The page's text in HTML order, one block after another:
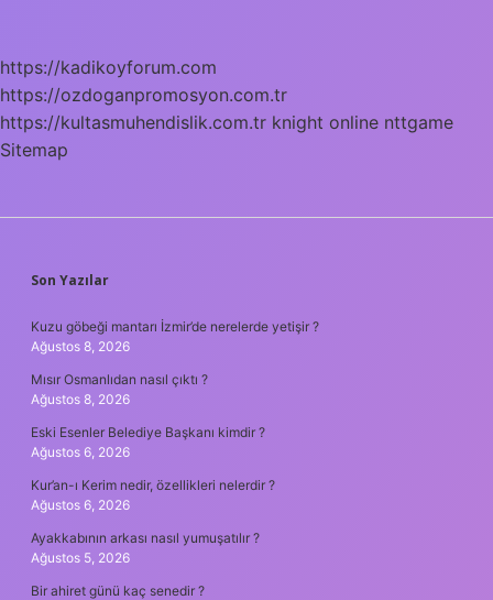
https://kadikoyforum.com
https://ozdoganpromosyon.com.tr
https://kultasmuhendislik.com.tr knight online nttgame
Sitemap
SIDEBAR
Son Yazılar
Kuzu göbeği mantarı İzmir’de nerelerde yetişir ?
Ağustos 8, 2026
Mısır Osmanlıdan nasıl çıktı ?
Ağustos 8, 2026
Eski Esenler Belediye Başkanı kimdir ?
Ağustos 6, 2026
Kur’an-ı Kerim nedir, özellikleri nelerdir ?
Ağustos 6, 2026
Ayakkabının arkası nasıl yumuşatılır ?
Ağustos 5, 2026
Bir ahiret günü kaç senedir ?